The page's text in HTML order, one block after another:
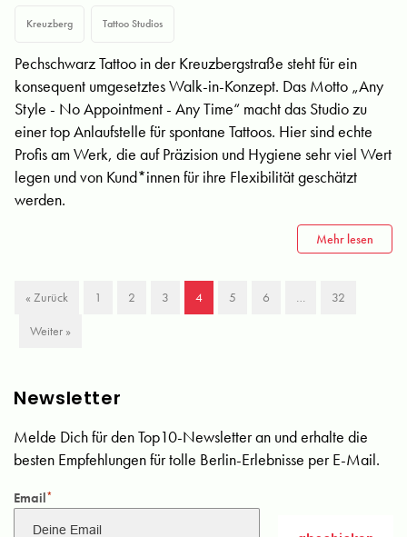
Kreuzberg Tattoo Studios
Pechschwarz Tattoo in der Kreuzbergstraße steht für ein
konsequent umgesetztes Walk-in-Konzept. Das Motto „Any
Style - No Appointment - Any Time“ macht das Studio zu
einer top Anlaufstelle für spontane Tattoos. Hier sind echte
Profis am Werk, die auf Präzision und Hygiene sehr viel Wert
legen und von Kund*innen für ihre Flexibilität geschätzt
werden.
Mehr lesen
« Zurück 1 2 3 4 5 6 … 32
Weiter »
Newsletter
Melde Dich für den Top10-Newsletter an und erhalte die
besten Empfehlungen für tolle Berlin-Erlebnisse per E-Mail.
Email*